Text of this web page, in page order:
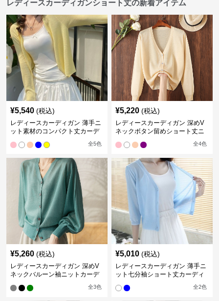
レディースカーディガンショート丈の新着アイテム
¥5,540 (税込)
レディースカーディガン 薄手ニ
ット素材のコンパクト丈カーデ
全5色
¥5,220 (税込)
レディースカーディガン 深めV
ネックボタン留めショート丈ニ
全4色
¥5,260 (税込)
レディースカーディガン 深めV
ネックバルーン袖ニットカーデ
全3色
¥5,010 (税込)
レディースカーディガン 薄手ニ
ット七分袖ショート丈カーディ
全2色